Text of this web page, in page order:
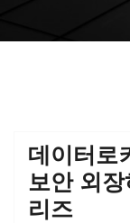
데이터
보안 외
리즈